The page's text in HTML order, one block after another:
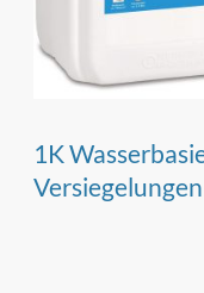
1K
Versiegelungen